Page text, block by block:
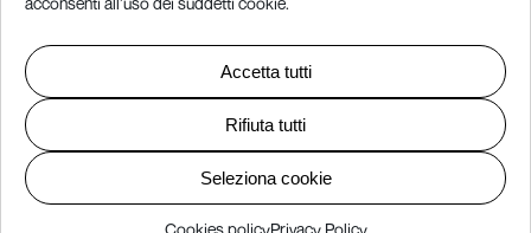
Accetta tutti
Rifiuta tutti
Seleziona cookie
Cookies policyPrivacy Policy